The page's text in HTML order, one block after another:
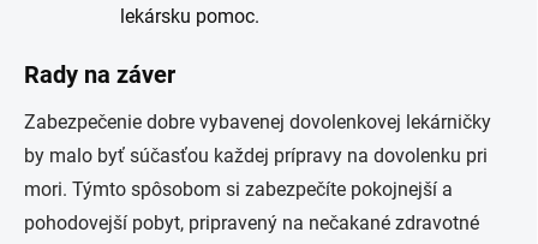
lekársku pomoc.
Rady na záver
Zabezpečenie dobre vybavenej dovolenkovej lekárničky
by malo byť súčasťou každej prípravy na dovolenku pri
mori. Týmto spôsobom si zabezpečíte pokojnejší a
pohodovejší pobyt, pripravený na nečakané zdravotné